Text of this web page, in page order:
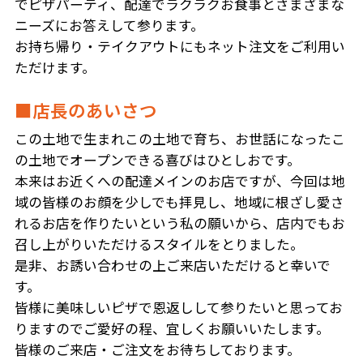
ニーズにお答えして参ります。
お持ち帰り・テイクアウトにもネット注文をご利用い
ただけます。
■店長のあいさつ
この土地で生まれこの土地で育ち、お世話になったこ
の土地でオープンできる喜びはひとしおです。
本来はお近くへの配達メインのお店ですが、今回は地
域の皆様のお顔を少しでも拝見し、地域に根ざし愛さ
れるお店を作りたいという私の願いから、店内でもお
召し上がりいただけるスタイルをとりました。
是非、お誘い合わせの上ご来店いただけると幸いで
す。
皆様に美味しいピザで恩返しして参りたいと思ってお
りますのでご愛好の程、宜しくお願いいたします。
皆様のご来店・ご注文をお待ちしております。